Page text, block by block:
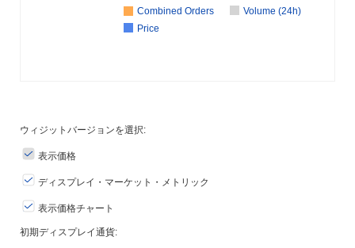
Combined Orders
Volume (24h)
Price
ウィジットバージョンを選択:
表示価格
ディスプレイ・マーケット・メトリック
表示価格チャート
初期ディスプレイ通貨: